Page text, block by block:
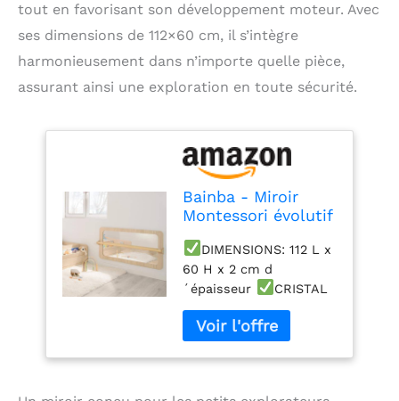
tout en favorisant son développement moteur. Avec
ses dimensions de 112×60 cm, il s’intègre
harmonieusement dans n’importe quelle pièce,
assurant ainsi une exploration en toute sécurité.
Bainba - Miroir
Montessori évolutif
d'appui réglable –
Surface incassable
en méthacrylate –
112x60 cm – pour
bébé et Enfant
DIMENSIONS: 112 L x
60 H x 2 cm d
´épaisseur
CRISTAL
MÉTHACRYLATE
INCASSABLE: Le miroir
est fabriqué en cristal
méthacrylate, un